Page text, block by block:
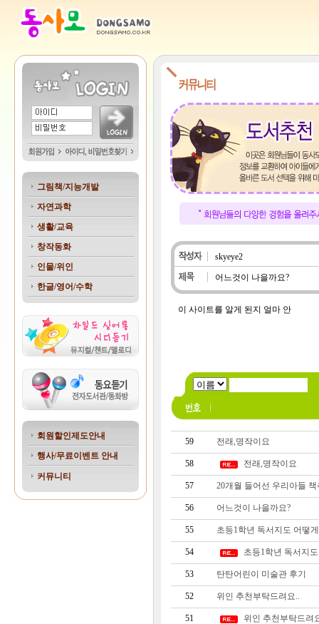
그림책/지능개발
자연과학
생활/교육
창작동화
인물/위인
한글/영어/수학
회원할인제도안내
행사/무료이벤트 안내
커뮤니티
skyeye2
어느것이 나을까요?
이 사이트를 알게 된지 얼마 안
59 전래,명작이요
58 전래,명작이요
57 20개월 들어선 우리아들
56 어느것이 나을까요?
55 초등1학년 독서지도 어떻게
54 초등1학년 독서지
53 탄탄어린이 미술관 후기
52 위인 추천부탁드려요..
51 위인 추천부탁드려